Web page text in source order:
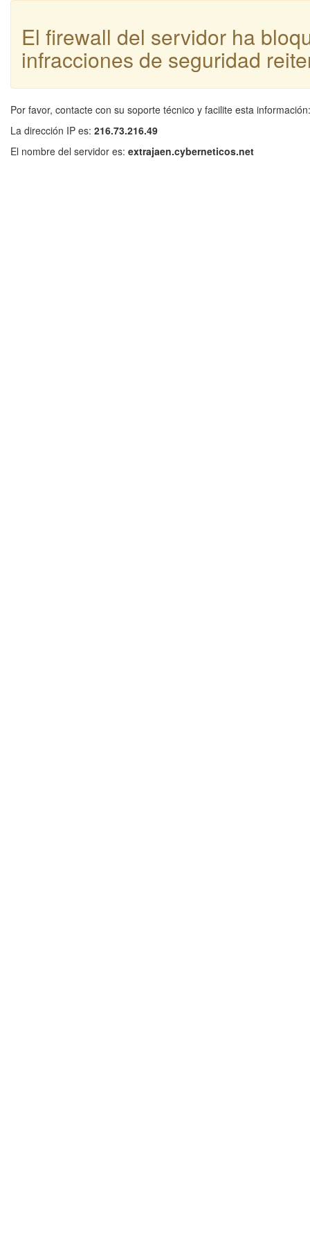
El firewall del servidor ha
infracciones de seguridad
Por favor, contacte con su soporte técnico y facilite esta información:
La dirección IP es: 216.73.216.49
El nombre del servidor es: extrajaen.cyberneticos.net